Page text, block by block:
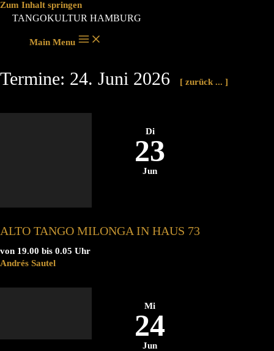
Zum Inhalt springen
TANGOKULTUR HAMBURG
Main Menu
Termine: 24. Juni 2026 [ zurück ... ]
Di
23
Jun
ALTO TANGO MILONGA IN HAUS 73
von 19.00 bis 0.05 Uhr
Andrés Sautel
Mi
24
Jun